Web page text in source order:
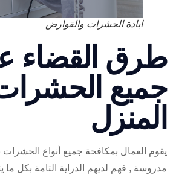
ابادة الحشرات والقوارض
القضاء
العمال بمكافحة جميع أنواع الحشرات
, فهم لديهم الدراية التامة بكل ما